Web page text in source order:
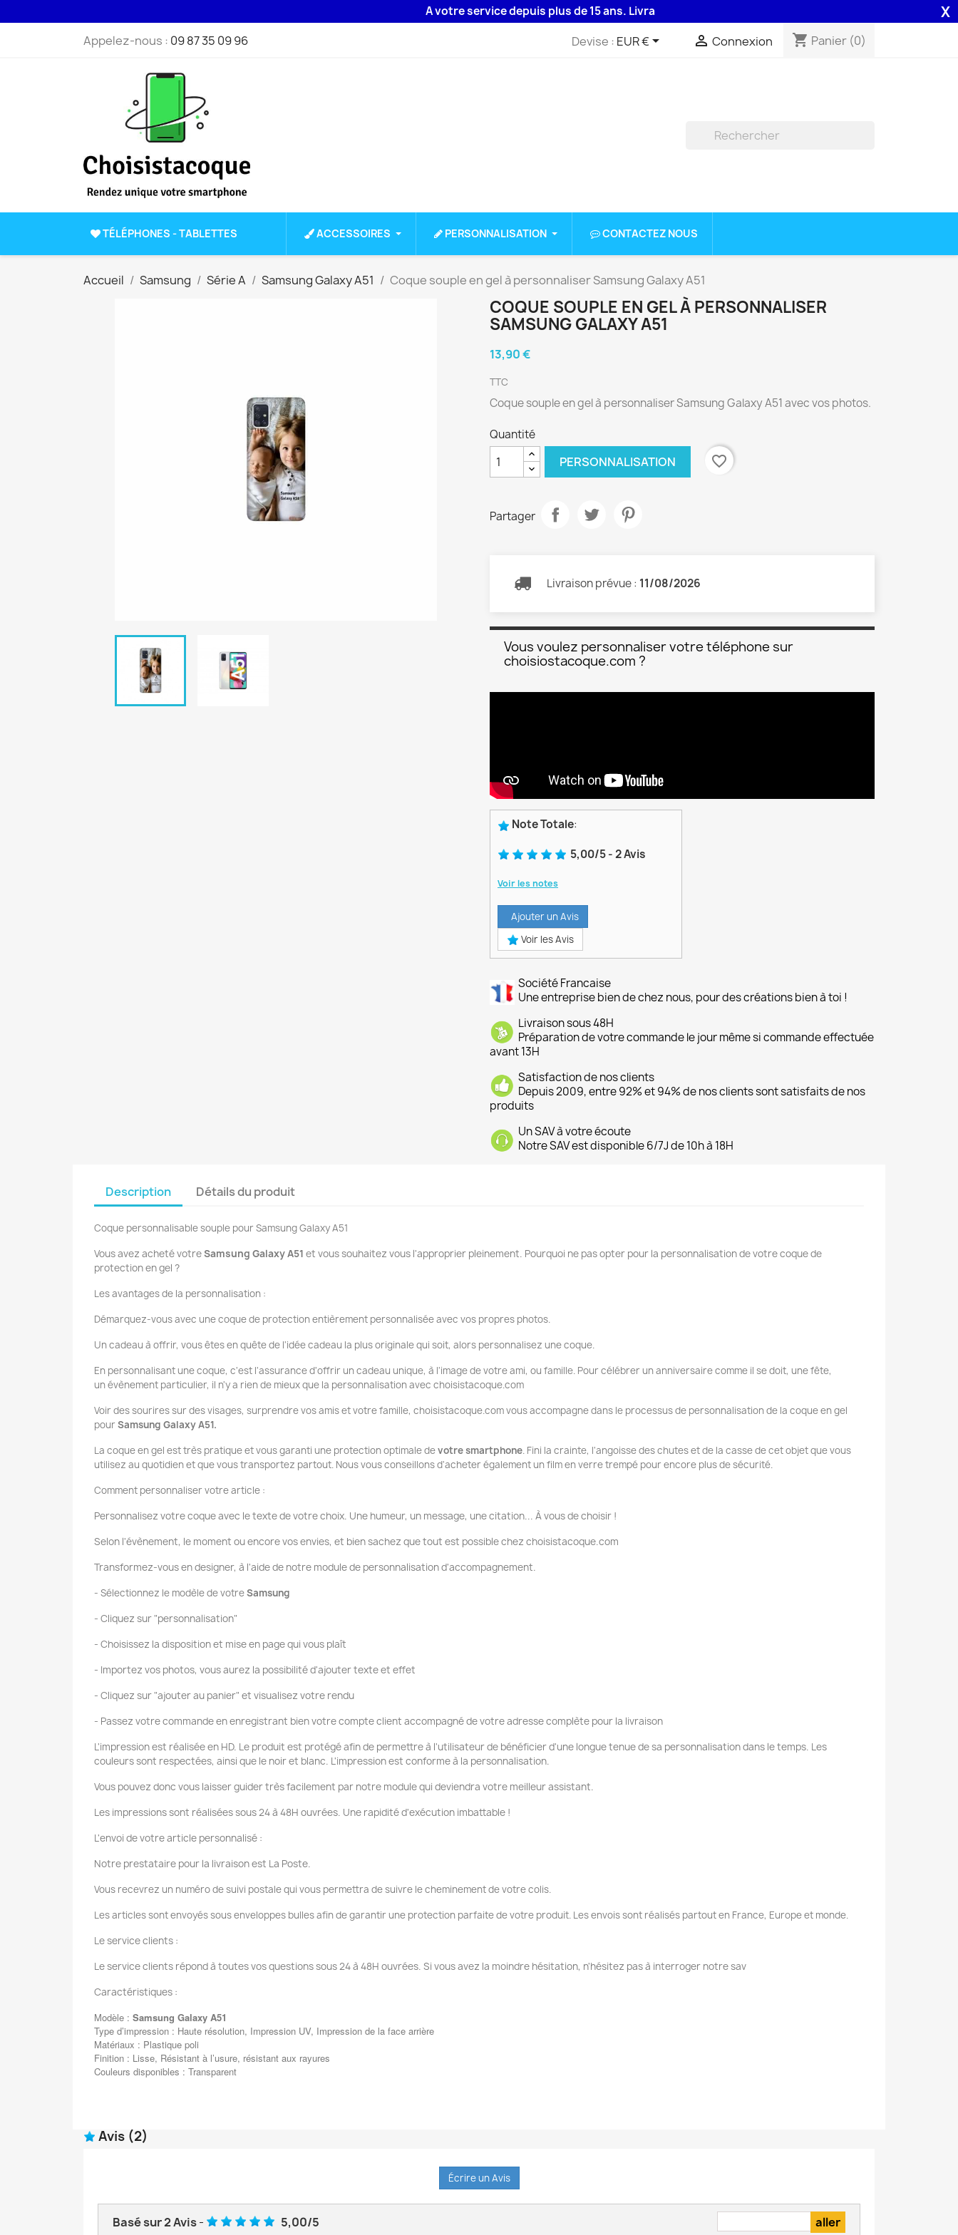
A votre service depuis plus de 15 ans. Livraison 48H assurée par la Poste . X
Appelez-nous : 09 87 35 09 96 Devise : EUR €  Connexion shopping_cart Panier (0)
TÉLÉPHONES - TABLETTES ACCESSOIRES PERSONNALISATION CONTACTEZ NOUS
Accueil Samsung Série A Samsung Galaxy A51 Coque souple en gel à personnaliser Samsung Galaxy A51
COQUE SOUPLE EN GEL À PERSONNALISER
SAMSUNG GALAXY A51
13,90 €
TTC
Coque souple en gel à personnaliser Samsung Galaxy A51 avec vos photos.
Quantité
PERSONNALISATION favorite_border
Partager
Livraison prévue : 11/08/2026
Vous voulez personnaliser votre téléphone sur
choisiostacoque.com ?
Note Totale:
5,00/5-2Avis
Voir les notes
Ajouter un Avis
Voir les Avis
Société Francaise
Une entreprise bien de chez nous, pour des créations bien à toi !
Livraison sous 48H
Préparation de votre commande le jour même si commande effectuée
avant 13H
Satisfaction de nos clients
Depuis 2009, entre 92% et 94% de nos clients sont satisfaits de nos
produits
Un SAV à votre écoute
Notre SAV est disponible 6/7J de 10h à 18H
Description Détails du produit
Coque personnalisable souple pour Samsung Galaxy A51
Vous avez acheté votreSamsung Galaxy A51 et vous souhaitez vous l'approprier pleinement. Pourquoi ne pas opter pour la personnalisation de votre coque de
protection en gel ?
Les avantages de la personnalisation :
Démarquez-vous avec une coque de protection entièrement personnalisée avec vos propres photos.
Un cadeau à offrir, vous êtes en quête de l'idée cadeau la plus originale qui soit, alors personnalisez une coque.
En personnalisant une coque, c'est l'assurance d'offrir un cadeau unique, à l'image de votre ami, ou famille. Pour célébrer un anniversaire comme il se doit, une fête,
un évènement particulier, il n'y a rien de mieux que la personnalisation avec choisistacoque.com
Voir des sourires sur des visages, surprendre vos amis et votre famille, choisistacoque.com vous accompagne dans le processus de personnalisation de la coque en gel
pour Samsung Galaxy A51.
La coque en gel est très pratique et vous garanti une protection optimale devotre smartphone. Fini la crainte, l'angoisse des chutes et de la casse de cet objet que vous
utilisez au quotidien et que vous transportez partout. Nous vous conseillons d'acheter également un film en verre trempé pour encore plus de sécurité.
Comment personnaliser votre article :
Personnalisez votre coque avec le texte de votre choix. Une humeur, un message, une citation... À vous de choisir !
Selon l'évènement, le moment ou encore vos envies, et bien sachez que tout est possible chez choisistacoque.com
Transformez-vous en designer, à l'aide de notre module de personnalisation d'accompagnement.
- Sélectionnez le modèle de votreSamsung
- Cliquez sur "personnalisation"
- Choisissez la disposition et mise en page qui vous plaît
- Importez vos photos, vous aurez la possibilité d'ajouter texte et effet
- Cliquez sur "ajouter au panier" et visualisez votre rendu
- Passez votre commande en enregistrant bien votre compte client accompagné de votre adresse complète pour la livraison
L'impression est réalisée en HD. Le produit est protégé afin de permettre à l'utilisateur de bénéficier d'une longue tenue de sa personnalisation dans le temps. Les
couleurs sont respectées, ainsi que le noir et blanc. L'impression est conforme à la personnalisation.
Vous pouvez donc vous laisser guider très facilement par notre module qui deviendra votre meilleur assistant.
Les impressions sont réalisées sous 24 à 48H ouvrées. Une rapidité d'exécution imbattable !
L'envoi de votre article personnalisé :
Notre prestataire pour la livraison est La Poste.
Vous recevrez un numéro de suivi postale qui vous permettra de suivre le cheminement de votre colis.
Les articles sont envoyés sous enveloppes bulles afin de garantir une protection parfaite de votre produit. Les envois sont réalisés partout en France, Europe et monde.
Le service clients :
Le service clients répond à toutes vos questions sous 24 à 48H ouvrées. Si vous avez la moindre hésitation, n'hésitez pas à interroger notre sav
Caractéristiques :
Modèle : Samsung Galaxy A51
Type d’impression : Haute résolution, Impression UV, Impression de la face arrière
Matériaux : Plastique poli
Finition : Lisse, Résistant à l’usure, résistant aux rayures
Couleurs disponibles : Transparent
Avis (2)
Écrire un Avis
Basé sur2Avis- 5,00/5